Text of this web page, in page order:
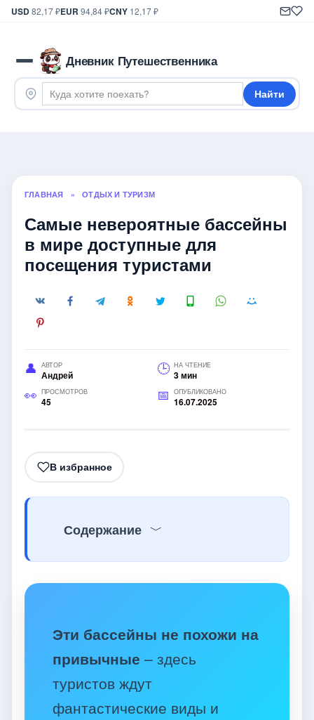
USD82,17 ₽EUR 94,84 ₽CNY 12,17 ₽
Дневник Путешественника
Найти
ГЛАВНАЯ » ОТДЫХ И ТУРИЗМ
Самые невероятные бассейны
в мире доступные для
посещения туристами
АВТОР
Андрей
НА ЧТЕНИЕ
3 мин
ПРОСМОТРОВ
45
ОПУБЛИКОВАНО
16.07.2025
В избранное
Содержание
Эти бассейны не похожи на
привычные – здесь
туристов ждут
фантастические виды и